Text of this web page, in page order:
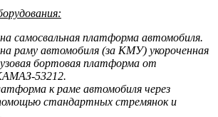
самосвальная платформа автомобиля.
раму автомобиля (за КМУ) укороченная
бортовая платформа от
53212.
к раме автомобиля через
стандартных стремянок и